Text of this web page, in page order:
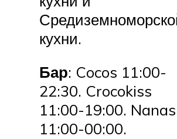
кухни.
Бар: Cocos 11:00-
22:30. Crocokiss
11:00-19:00. Nanas
11:00-00:00.